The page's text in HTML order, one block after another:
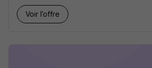
Voir l’offre